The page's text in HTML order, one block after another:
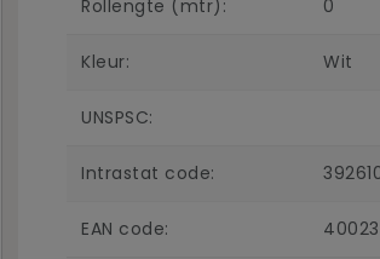
Rollengte (mtr): 0
Kleur: Wit
UNSPSC:
Intrastat code:
EAN code: